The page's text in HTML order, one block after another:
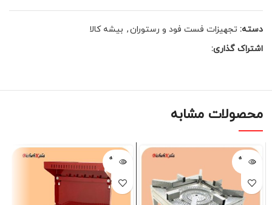
دسته: تجهیزات فست فود و رستوران, بیشه کالا
اشتراک گذاری:
محصولات مشابه
فروخته
شده
فروخته
شده